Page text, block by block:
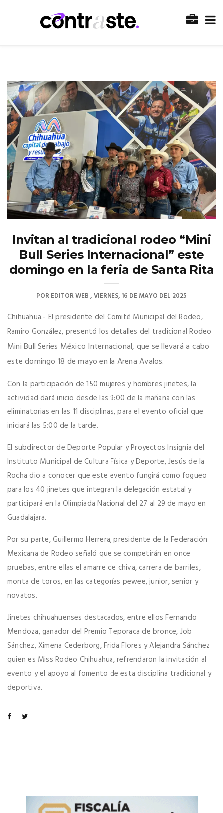
Invitan al tradicional rodeo “Mini
Bull Series Internacional” este
domingo en la feria de Santa Rita
POREDITOR WEB VIERNES, 16 DE MAYO DEL 2025
Chihuahua.- El presidente del Comité Municipal del Rodeo,
Ramiro González, presentó los detalles del tradicionalRodeo
Mini Bull Series México Internacional, que se llevará a cabo
este domingo 18 de mayo en la Arena Avalos.
Con la participación de 150 mujeres y hombres jinetes, la
actividad dará inicio desde las 9:00 de la mañana con las
eliminatorias en las 11 disciplinas, para el evento oficial que
iniciará las 5:00 de la tarde.
El subdirector de Deporte Popular y Proyectos Insignia del
Instituto Municipal de Cultura Física y Deporte, Jesús de la
Rocha dio a conocer que este evento fungirá como fogueo
para los 40 jinetes que integran la delegación estatal y
participará en la Olimpiada Nacional del 27 al 29 de mayo en
Guadalajara.
Por su parte, Guillermo Herrera, presidente de la Federación
Mexicana de Rodeo señaló que se competirán en once
pruebas, entre ellas el amarre de chiva, carrera de barriles,
monta de toros, en las categorías pewee, junior, senior y
novatos.
Jinetes chihuahuenses destacados, entre ellos Fernando
Mendoza, ganador del Premio Teporaca de bronce, Job
Sánchez, Ximena Cederborg, Frida Flores y Alejandra Sánchez
quien es Miss Rodeo Chihuahua, refrendaron la invitación al
evento y el apoyo al fomento de esta disciplina tradicional y
deportiva.